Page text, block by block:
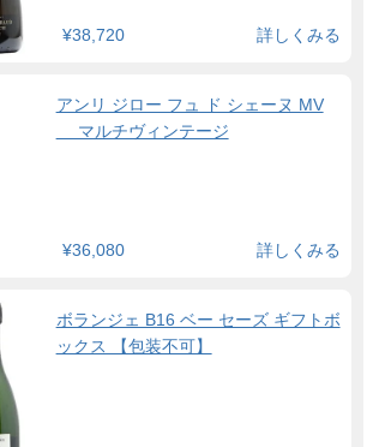
¥38,720 詳しくみる
アンリ ジロー フュ ド シェーヌ MV
マルチヴィンテージ
¥36,080 詳しくみる
ボランジェ B16 ベー セーズ ギフトボ
ックス 【包装不可】